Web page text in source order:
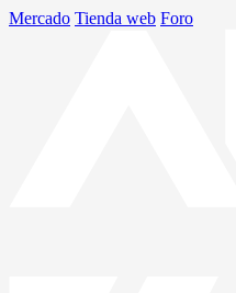
Mercado Tienda web Foro